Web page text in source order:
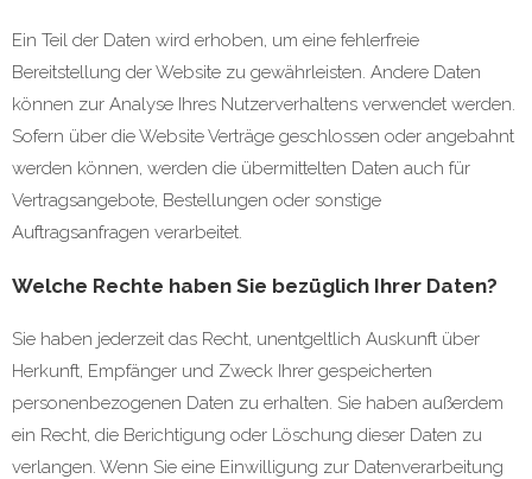
Ein Teil der Daten wird erhoben, um eine fehlerfreie
Bereitstellung der Website zu gewährleisten. Andere Daten
können zur Analyse Ihres Nutzerverhaltens verwendet werden.
Sofern über die Website Verträge geschlossen oder angebahnt
werden können, werden die übermittelten Daten auch für
Vertragsangebote, Bestellungen oder sonstige
Auftragsanfragen verarbeitet.
Welche Rechte haben Sie bezüglich Ihrer Daten?
Sie haben jederzeit das Recht, unentgeltlich Auskunft über
Herkunft, Empfänger und Zweck Ihrer gespeicherten
personenbezogenen Daten zu erhalten. Sie haben außerdem
ein Recht, die Berichtigung oder Löschung dieser Daten zu
verlangen. Wenn Sie eine Einwilligung zur Datenverarbeitung